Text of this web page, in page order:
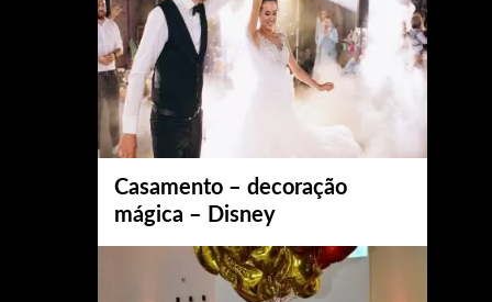
Casamento – decoração
mágica – Disney